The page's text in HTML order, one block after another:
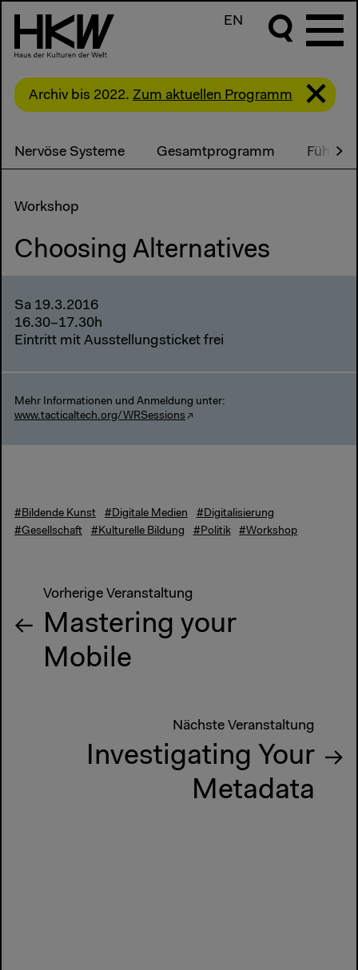
EN
Archiv bis 2022. Zum aktuellen Programm
Nervöse Systeme Gesamtprogramm
Workshop
Choosing Alternatives
Sa 19.3.2016
16.30–17.30h
Eintritt mit Ausstellungsticket frei
Mehr Informationen und Anmeldung unter:
www.tacticaltech.org/WRSessions
#Bildende Kunst #Digitale Medien
#Digitalisierung
#Gesellschaft
#Kulturelle Bildung #Politik #Workshop
Vorherige Veranstaltung
Mastering your
Mobile
Nächste Veranstaltung
Investigating Your
Metadata